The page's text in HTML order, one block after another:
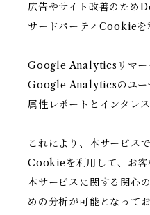
広告やサイト改善のた
サードパーティCookieを
Google Analyticsリマー
Google Analyticsのユー
属性レポートとインタレ
これにより、本サービ
Cookieを利用して、お客
本サービスに関する関心
めの分析が可能となってお